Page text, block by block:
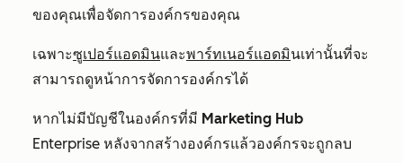
ของคุณเพื่อจัดการองค์กรของคุณ
เฉพาะซูเปอร์แอดมินและพาร์ทเนอร์แอดมินเท่านั้นที่จะ
สามารถดูหน้าการจัดการองค์กรได้
หากไม่มีบัญชีในองค์กรที่มี Marketing Hub
Enterprise หลังจากสร้างองค์กรแล้วองค์กรจะถูกลบ